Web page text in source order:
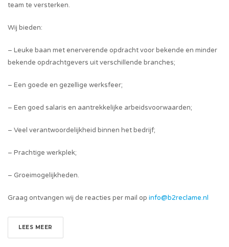
team te versterken.
Wij bieden:
– Leuke baan met enerverende opdracht voor bekende en minder
bekende opdrachtgevers uit verschillende branches;
– Een goede en gezellige werksfeer;
– Een goed salaris en aantrekkelijke arbeidsvoorwaarden;
– Veel verantwoordelijkheid binnen het bedrijf;
– Prachtige werkplek;
– Groeimogelijkheden.
Graag ontvangen wij de reacties per mail op info@b2reclame.nl
LEES MEER